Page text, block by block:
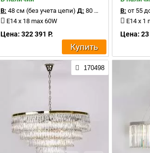
В: 48 см (без учета цепи) Д: 80 см
E14 x 18 max 60W
Цена: 322 391 Р.
Купить
В: от 55
E14 x 1
Цена: 23
170498